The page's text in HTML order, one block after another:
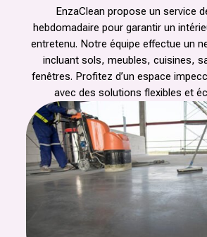
EnzaClean propose un service
hebdomadaire pour garantir un
entretenu. Notre équipe effectue un
incluant sols, meubles, cuisines,
fenêtres. Profitez d’un espace
avec des solutions flexibles et